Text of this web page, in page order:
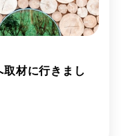
材に行きまし